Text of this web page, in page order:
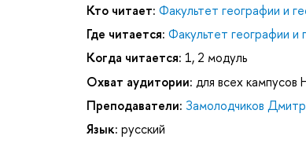
Кто читает: Факультет географии и
Где читается: Факультет географии и
Когда читается: 1, 2 модуль
Охват аудитории: для всех
Преподаватели: Замолодчиков
Язык: русский